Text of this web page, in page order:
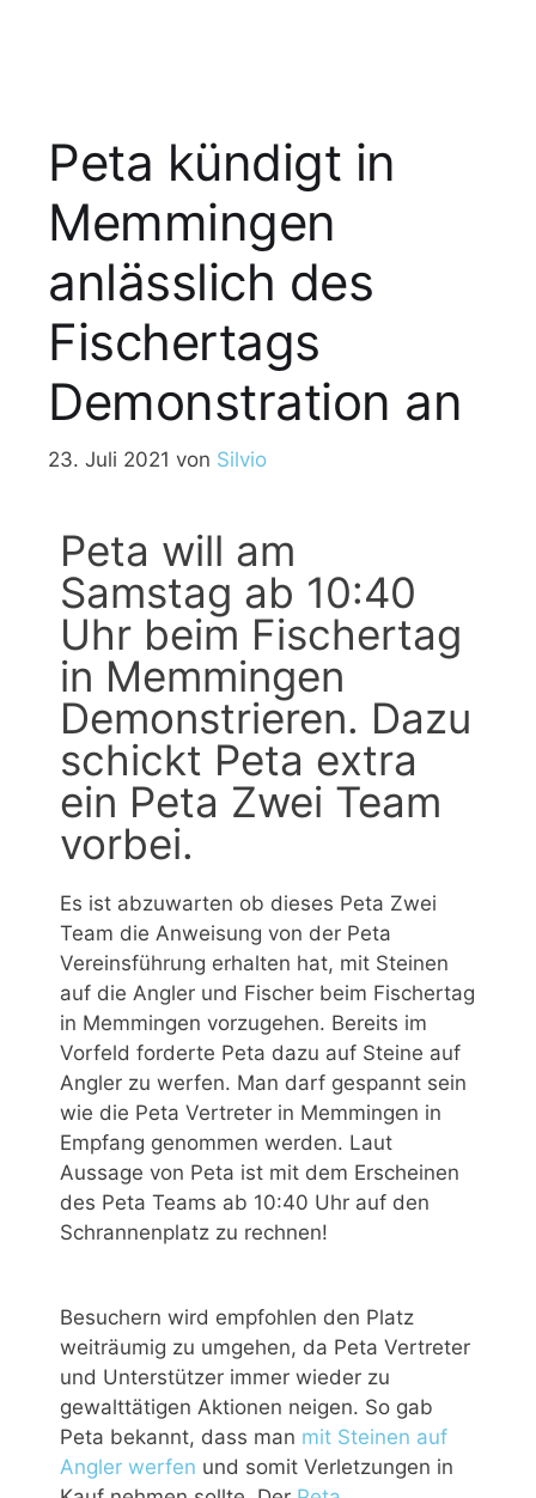
Peta kündigt in
Memmingen
anlässlich des
Fischertags
Demonstration an
23. Juli 2021 von Silvio
Peta will am
Samstag ab 10:40
Uhr beim Fischertag
in Memmingen
Demonstrieren. Dazu
schickt Peta extra
ein Peta Zwei Team
vorbei.
Es ist abzuwarten ob dieses Peta Zwei
Team die Anweisung von der Peta
Vereinsführung erhalten hat, mit Steinen
auf die Angler und Fischer beim Fischertag
in Memmingen vorzugehen. Bereits im
Vorfeld forderte Peta dazu auf Steine auf
Angler zu werfen. Man darf gespannt sein
wie die Peta Vertreter in Memmingen in
Empfang genommen werden. Laut
Aussage von Peta ist mit dem Erscheinen
des Peta Teams ab 10:40 Uhr auf den
Schrannenplatz zu rechnen!
Besuchern wird empfohlen den Platz
weiträumig zu umgehen, da Peta Vertreter
und Unterstützer immer wieder zu
gewalttätigen Aktionen neigen. So gab
Peta bekannt, dass man mit Steinen auf
Angler werfen und somit Verletzungen in